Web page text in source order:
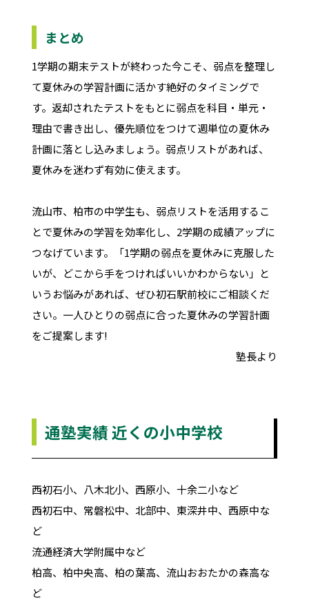
まとめ
1学期の期末テストが終わった今こそ、弱点を整理し
て夏休みの学習計画に活かす絶好のタイミングで
す。返却されたテストをもとに弱点を科目・単元・
理由で書き出し、優先順位をつけて週単位の夏休み
計画に落とし込みましょう。弱点リストがあれば、
夏休みを迷わず有効に使えます。
流山市、柏市の中学生も、弱点リストを活用するこ
とで夏休みの学習を効率化し、2学期の成績アップに
つなげています。「1学期の弱点を夏休みに克服した
いが、どこから手をつければいいかわからない」と
いうお悩みがあれば、ぜひ初石駅前校にご相談くだ
さい。一人ひとりの弱点に合った夏休みの学習計画
をご提案します!
塾長より
通塾実績 近くの小中学校
西初石小、八木北小、西原小、十余二小など
西初石中、常磐松中、北部中、東深井中、西原中な
ど
流通経済大学附属中など
柏高、柏中央高、柏の葉高、流山おおたかの森高な
ど